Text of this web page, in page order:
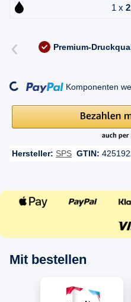
1 x
‹ Premium-
Komponenten
Hersteller: SPS GTIN:
Mit bestellen